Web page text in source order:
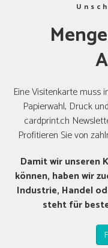
Eine Visitenkarte muss
Papierwahl, Druck
cardprint.ch
Profitieren Sie von
Damit wir unseren
können, haben wir
Industrie, Handel
steht für